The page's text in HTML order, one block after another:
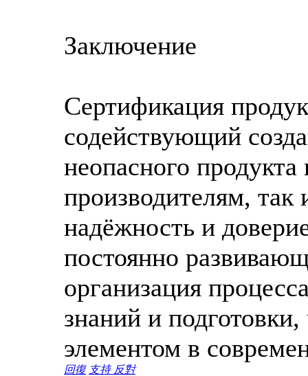
Заключение
Сертификация
содействующий
неопасного
производителям, так
надёжность и
постоянно
организация
знаний и
элементом в
回復 支持 反對